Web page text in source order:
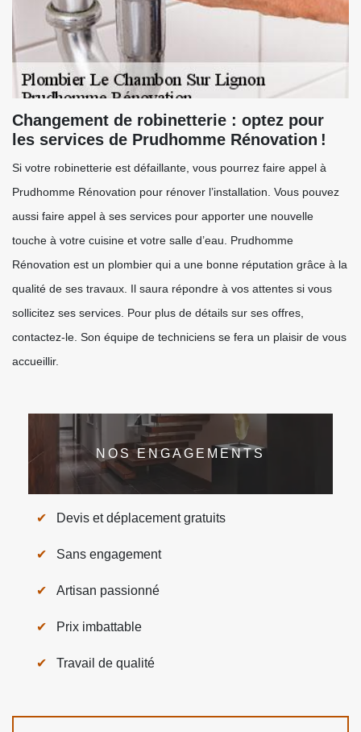
Changement de robinetterie : optez pour
les services de Prudhomme Rénovation !
Si votre robinetterie est défaillante, vous pourrez faire appel à
Prudhomme Rénovation pour rénover l’installation. Vous pouvez
aussi faire appel à ses services pour apporter une nouvelle
touche à votre cuisine et votre salle d’eau. Prudhomme
Rénovation est un plombier qui a une bonne réputation grâce à la
qualité de ses travaux. Il saura répondre à vos attentes si vous
sollicitez ses services. Pour plus de détails sur ses offres,
contactez-le. Son équipe de techniciens se fera un plaisir de vous
accueillir.
NOS ENGAGEMENTS
Devis et déplacement gratuits
Sans engagement
Artisan passionné
Prix imbattable
Travail de qualité